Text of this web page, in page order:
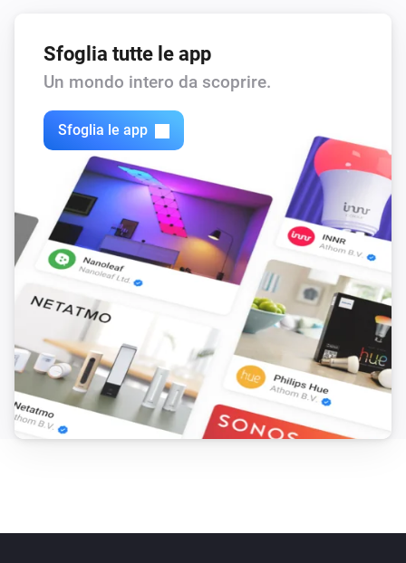
Sfoglia tutte le app
Un mondo intero da scoprire.
Sfoglia le app